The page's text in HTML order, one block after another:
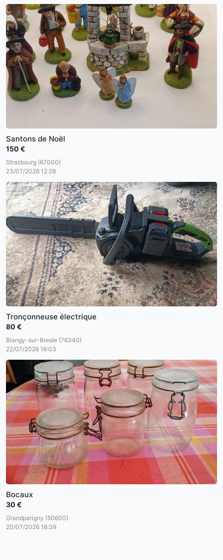
Santons de Noël
150 €
Strasbourg (67000)
23/07/2026 12:28
Tronçonneuse électrique
80 €
Blangy-sur-Bresle (76340)
22/07/2026 16:03
Bocaux
30 €
Grandparigny (50600)
20/07/2026 18:39